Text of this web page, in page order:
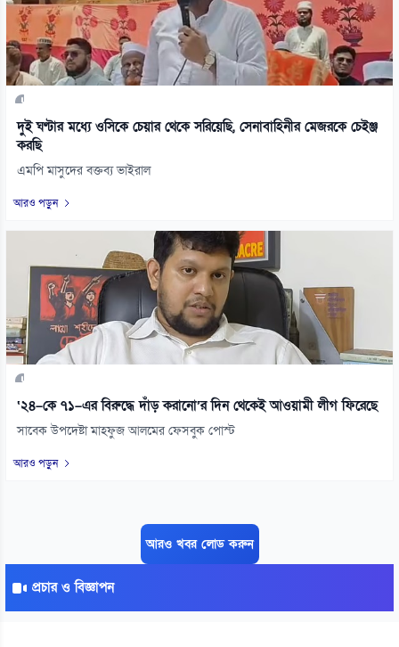
দুই ঘণ্টার মধ্যে ওসিকে চেয়ার থেকে সরিয়েছি, সেনাবাহিনীর মেজরকে চেইঞ্জ
করছি
এমপি মাসুদের বক্তব্য ভাইরাল
আরও পড়ুন
‘২৪–কে ৭১–এর বিরুদ্ধে দাঁড় করানো’র দিন থেকেই আওয়ামী লীগ ফিরেছে
সাবেক উপদেষ্টা মাহফুজ আলমের ফেসবুক পোস্ট
আরও পড়ুন
আরও খবর লোড করুন
প্রচার ও বিজ্ঞাপন